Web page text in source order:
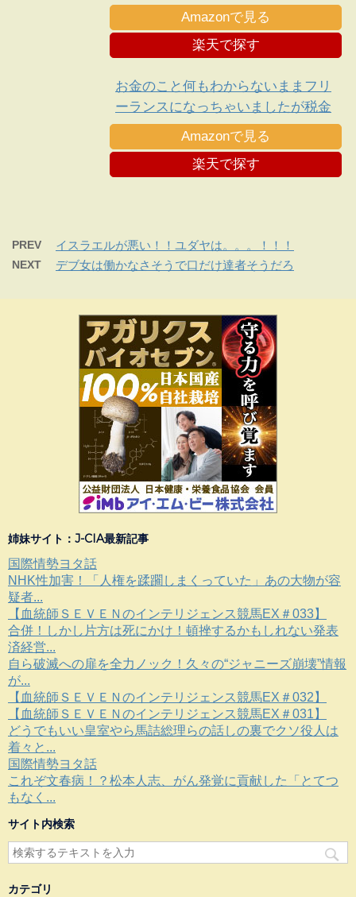
哲学
Amazonで見る
楽天で探す
お金のこと何もわからないままフリ
ーランスになっちゃいましたが税金
で損しない方法を教えてください!
Amazonで見る
楽天で探す
PREV イスラエルが悪い！！ユダヤは。。。！！！
NEXT デブ女は働かなさそうで口だけ達者そうだろ
姉妹サイト：J-CIA最新記事
国際情勢ヨタ話
NHK性加害！「人権を蹂躙しまくっていた」あの大物が容
疑者...
【血統師ＳＥＶＥＮのインテリジェンス競馬EX＃033】
合併！しかし片方は死にかけ！頓挫するかもしれない発表
済経営...
自ら破滅への扉を全力ノック！久々の“ジャニーズ崩壊”情報
が...
【血統師ＳＥＶＥＮのインテリジェンス競馬EX＃032】
【血統師ＳＥＶＥＮのインテリジェンス競馬EX＃031】
どうでもいい皇室やら馬詰総理らの話しの裏でクソ役人は
着々と...
国際情勢ヨタ話
これぞ文春病！？松本人志、がん発覚に貢献した「とてつ
もなく...
サイト内検索
カテゴリ